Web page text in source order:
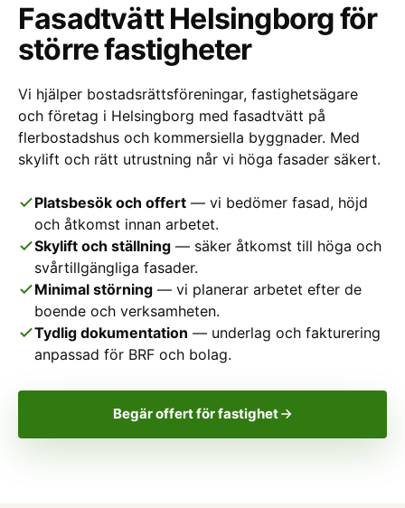
Fasadtvätt Helsingborg för
större fastigheter
Vi hjälper bostadsrättsföreningar, fastighetsägare
och företag i Helsingborg med fasadtvätt på
flerbostadshus och kommersiella byggnader. Med
skylift och rätt utrustning når vi höga fasader säkert.
Platsbesök och offert — vi bedömer fasad, höjd
och åtkomst innan arbetet.
Skylift och ställning — säker åtkomst till höga och
svårtillgängliga fasader.
Minimal störning — vi planerar arbetet efter de
boende och verksamheten.
Tydlig dokumentation — underlag och fakturering
anpassad för BRF och bolag.
Begär offert för fastighet